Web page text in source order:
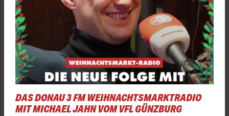
DAS DONAU 3 FM WEIHNACHTSMARKTRADIO
MIT MICHAEL JAHN VOM VFL GÜNZBURG